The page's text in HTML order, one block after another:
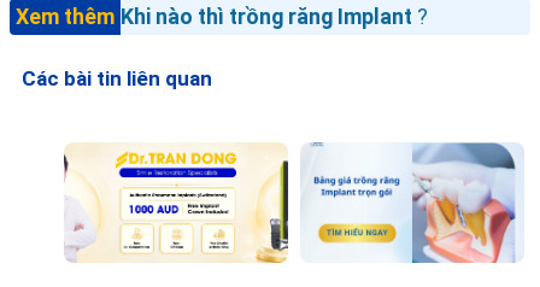
Xem thêm Khi nào thì trồng răng Implant ?
Các bài tin liên quan